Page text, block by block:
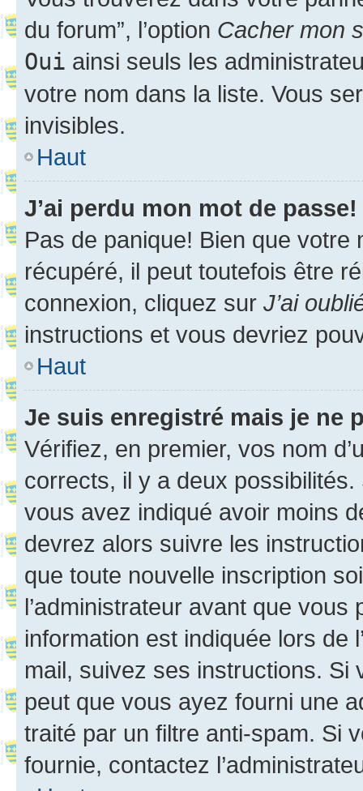
du forum”, l’option Cacher mon
Oui ainsi seuls les
votre nom dans la liste. Vous
invisibles.
Haut
J’ai perdu mon mot de passe!
Pas de panique! Bien que
récupéré, il peut toutefois être
connexion, cliquez sur J’ai
instructions et vous devriez
Haut
Je suis enregistré mais je ne
Vérifiez, en premier, vos nom
corrects, il y a deux
vous avez indiqué avoir moins
devrez alors suivre les
que toute nouvelle inscription
l’administrateur avant que
information est indiquée lors de
mail, suivez ses instructions. Si
peut que vous ayez fourni une
traité par un filtre anti-spam. Si
fournie, contactez